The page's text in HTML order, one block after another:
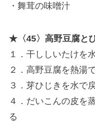
・舞茸の味噌汁
★〈45〉高野豆腐と
１．干ししいたけを
２．高野豆腐を熱湯
３．芽ひじきを水で
４．だいこんの皮を
る